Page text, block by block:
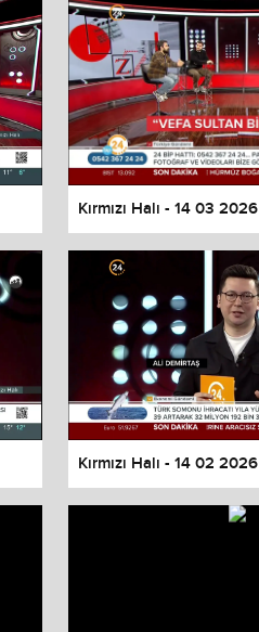
Kırmızı Halı - 14 03 2026
Kırmızı Halı - 14 02 2026